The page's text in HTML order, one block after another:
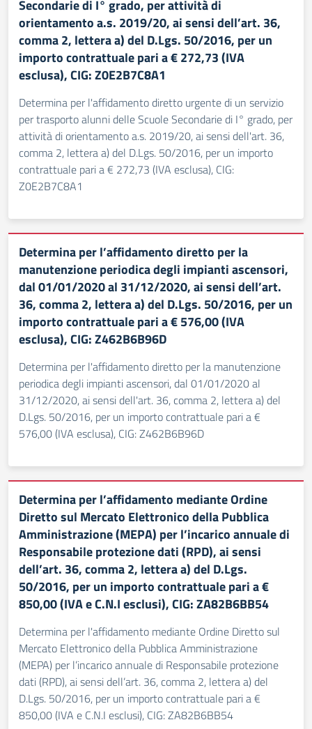
Secondarie di I° grado, per attività di
orientamento a.s. 2019/20, ai sensi dell’art. 36,
comma 2, lettera a) del D.Lgs. 50/2016, per un
importo contrattuale pari a € 272,73 (IVA
esclusa), CIG: Z0E2B7C8A1
Determina per l'affidamento diretto urgente di un servizio
per trasporto alunni delle Scuole Secondarie di I° grado, per
attività di orientamento a.s. 2019/20, ai sensi dell'art. 36,
comma 2, lettera a) del D.Lgs. 50/2016, per un importo
contrattuale pari a € 272,73 (IVA esclusa), CIG:
Z0E2B7C8A1
Determina per l’affidamento diretto per la
manutenzione periodica degli impianti ascensori,
dal 01/01/2020 al 31/12/2020, ai sensi dell’art.
36, comma 2, lettera a) del D.Lgs. 50/2016, per un
importo contrattuale pari a € 576,00 (IVA
esclusa), CIG: Z462B6B96D
Determina per l'affidamento diretto per la manutenzione
periodica degli impianti ascensori, dal 01/01/2020 al
31/12/2020, ai sensi dell'art. 36, comma 2, lettera a) del
D.Lgs. 50/2016, per un importo contrattuale pari a €
576,00 (IVA esclusa), CIG: Z462B6B96D
Determina per l’affidamento mediante Ordine
Diretto sul Mercato Elettronico della Pubblica
Amministrazione (MEPA) per l’incarico annuale di
Responsabile protezione dati (RPD), ai sensi
dell’art. 36, comma 2, lettera a) del D.Lgs.
50/2016, per un importo contrattuale pari a €
850,00 (IVA e C.N.I esclusi), CIG: ZA82B6BB54
Determina per l'affidamento mediante Ordine Diretto sul
Mercato Elettronico della Pubblica Amministrazione
(MEPA) per l’incarico annuale di Responsabile protezione
dati (RPD), ai sensi dell’art. 36, comma 2, lettera a) del
D.Lgs. 50/2016, per un importo contrattuale pari a €
850,00 (IVA e C.N.I esclusi), CIG: ZA82B6BB54